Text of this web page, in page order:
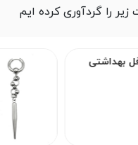
را گردآوری کرده ایم
بهداشتی